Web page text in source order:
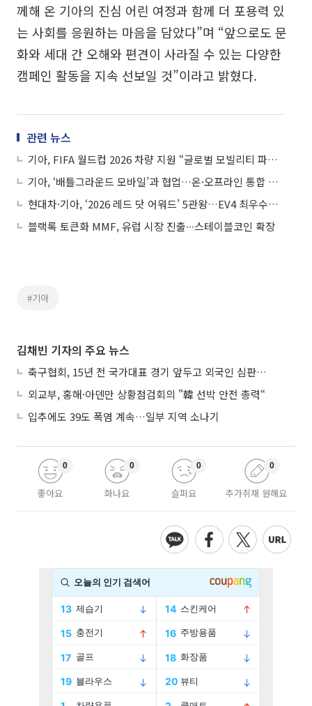
께해 온 기아의 진심 어린 여정과 함께 더 포용력 있
는 사회를 응원하는 마음을 담았다”며 “앞으로도 문
화와 세대 간 오해와 편견이 사라질 수 있는 다양한
캠페인 활동을 지속 선보일 것”이라고 밝혔다.
관련 뉴스
기아, FIFA 월드컵 2026 차량 지원 “글로벌 모빌리티 파트너십 강화”
기아, ‘배틀그라운드 모바일’과 협업…온·오프라인 통합 브랜드 경험 제공
현대차·기아, ‘2026 레드 닷 어워드’ 5관왕…EV4 최우수상 영예
블랙록 토큰화 MMF, 유럽 시장 진출∙∙∙스테이블코인 확장
#기아
김채빈 기자의 주요 뉴스
축구협회, 15년 전 국가대표 경기 앞두고 외국인 심판에 ‘성접대’
외교부, 홍해·아덴만 상황점검회의 "韓 선박 안전 총력“
입추에도 39도 폭염 계속…일부 지역 소나기
좋아요
0
화나요
0
슬퍼요
0
추가취재 원해요
0